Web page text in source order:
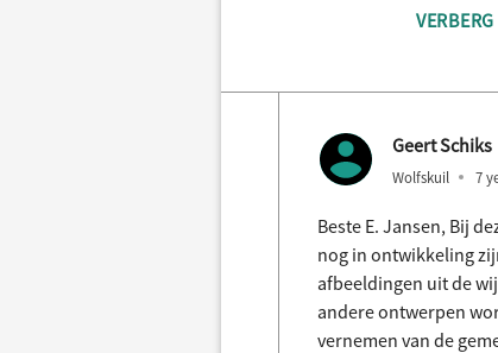
Geert Schiks
Wolfskuil 7
Beste E. Jansen, Bij
nog in ontwikkeling
afbeeldingen uit de
andere ontwerpen
vernemen van de